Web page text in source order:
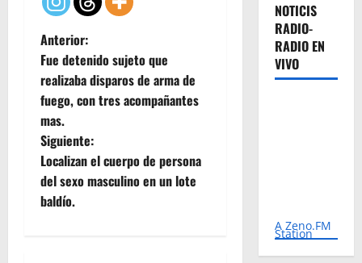
N
a
v
e
g
a
Anterior:
Fue detenido sujeto que
realizaba disparos de arma de
fuego, con tres acompañantes
mas.
Siguiente:
Localizan el cuerpo de persona
del sexo masculino en un lote
baldío.
NOTICIS
RADIO-
RADIO EN
VIVO
A Zeno.FM
Station